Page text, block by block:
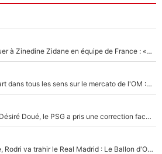
Franck Ribéry a osé s'attaquer à Zinedine Zidane en équipe de France : «Je n'aurais jamais fait ça»
Medina, Rulli, Paixao... ça part dans tous les sens sur le mercato de l'OM : Frank McCourt va enfin récupérer l'argent qu'il attend ?
Sans Ousmane Dembélé et Désiré Doué, le PSG a pris une correction face à Majorque : Luis Enrique attend avec impatience des renforts !
Coup de théâtre en Espagne, Rodri va trahir le Real Madrid : Le Ballon d'Or a choisi de signer au FC Barcelone !